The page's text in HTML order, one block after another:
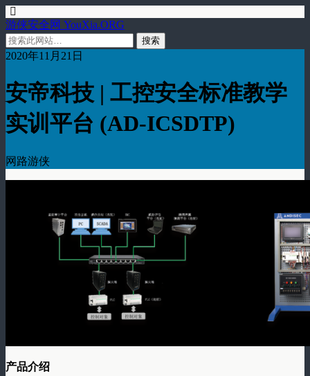
游侠安全网 YouXia.ORG
2020年11月21日
安帝科技 | 工控安全标准教学
实训平台 (AD-ICSDTP)
网路游侠
产品介绍